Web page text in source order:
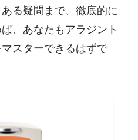
る疑問まで、徹底的に
、あなたもアラジント
スターできるはずで